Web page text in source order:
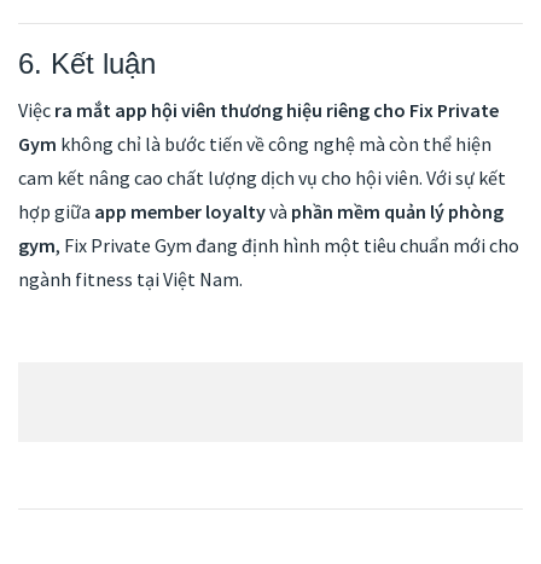
6. Kết luận
Việc ra mắt app hội viên thương hiệu riêng cho Fix Private
Gym không chỉ là bước tiến về công nghệ mà còn thể hiện
cam kết nâng cao chất lượng dịch vụ cho hội viên. Với sự kết
hợp giữa app member loyaltyvà phần mềm quản lý phòng
gym, Fix Private Gym đang định hình một tiêu chuẩn mới cho
ngành fitness tại Việt Nam.